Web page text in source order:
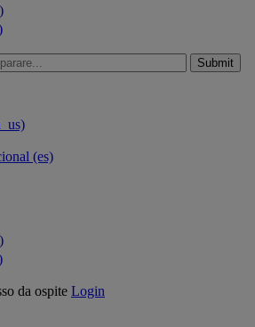
Submit
‎(es)‎
da ospite Login